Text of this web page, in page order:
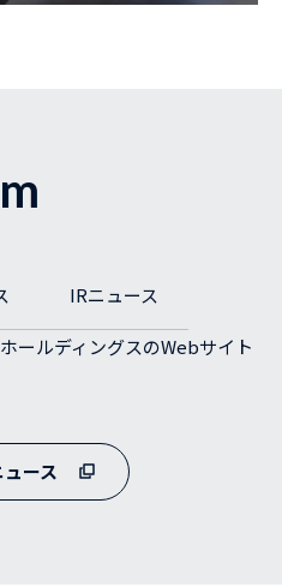
IRニュース
ールディングスのWebサイト
ース